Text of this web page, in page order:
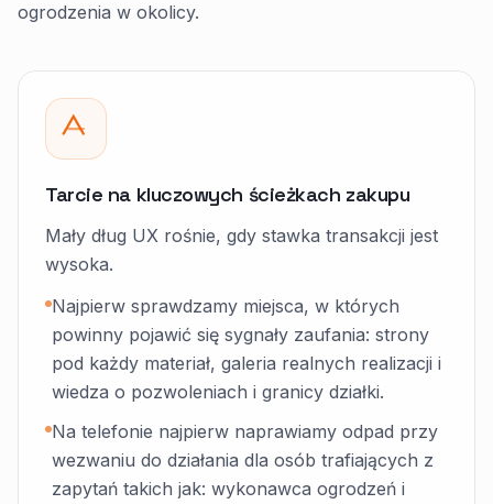
ogrodzenia w okolicy.
Tarcie na kluczowych ścieżkach zakupu
Mały dług UX rośnie, gdy stawka transakcji jest
wysoka.
Najpierw sprawdzamy miejsca, w których
powinny pojawić się sygnały zaufania: strony
pod każdy materiał, galeria realnych realizacji i
wiedza o pozwoleniach i granicy działki.
Na telefonie najpierw naprawiamy odpad przy
wezwaniu do działania dla osób trafiających z
zapytań takich jak: wykonawca ogrodzeń i